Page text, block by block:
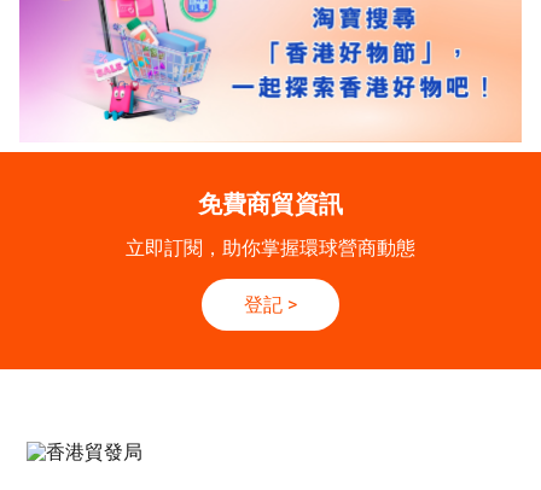
免費商貿資訊
立即訂閱，助你掌握環球營商動態
登記 >